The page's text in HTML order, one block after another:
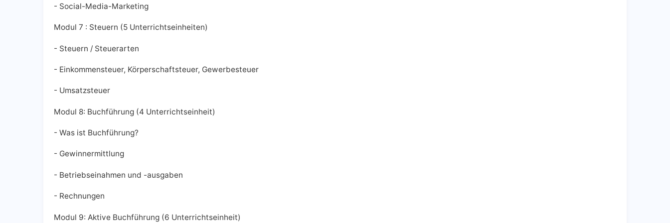
- Social-Media-Marketing
Modul 7 : Steuern (5 Unterrichtseinheiten)
- Steuern / Steuerarten
- Einkommensteuer, Körperschaftsteuer, Gewerbesteuer
- Umsatzsteuer
Modul 8: Buchführung (4 Unterrichtseinheit)
- Was ist Buchführung?
- Gewinnermittlung
- Betriebseinahmen und -ausgaben
- Rechnungen
Modul 9: Aktive Buchführung (6 Unterrichtseinheit)